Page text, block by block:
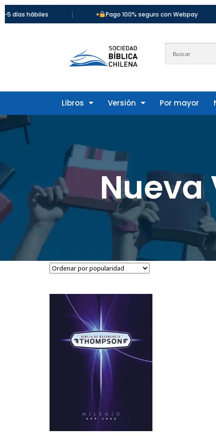
hábiles Pago 100% seguro con Webpay
Libros Versión Por mayor
Nueva